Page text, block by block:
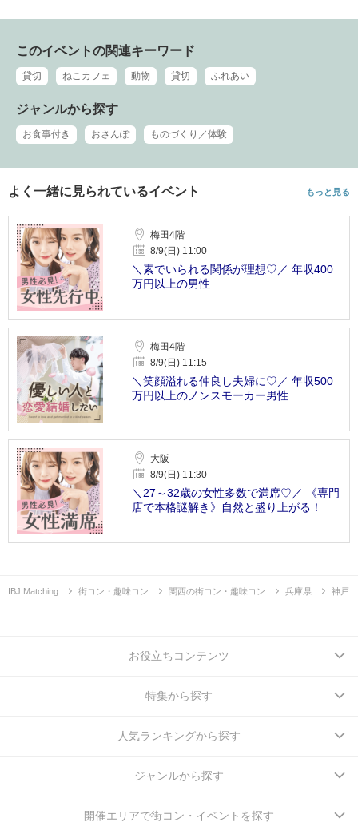
このイベントの関連キーワード
貸切 ねこカフェ 動物 貸切 ふれあい
ジャンルから探す
お食事付き おさんぽ ものづくり／体験
よく一緒に見られているイベント もっと見る
梅田4階
8/9(日) 11:00
＼素でいられる関係が理想♡／ 年収400
万円以上の男性
梅田4階
8/9(日) 11:15
＼笑顔溢れる仲良し夫婦に♡／ 年収500
万円以上のノンスモーカー男性
大阪
8/9(日) 11:30
＼27～32歳の女性多数で満席♡／ 《専門
店で本格謎解き》自然と盛り上がる！
IBJ Matching 街コン・趣味コン 関西の街コン・趣味コン 兵庫県 神戸
お役立ちコンテンツ
特集から探す
人気ランキングから探す
ジャンルから探す
開催エリアで街コン・イベントを探す